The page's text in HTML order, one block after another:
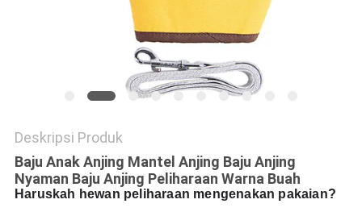
Deskripsi Produk
Baju Anak Anjing Mantel Anjing Baju Anjing
Nyaman Baju Anjing Peliharaan Warna Buah
Haruskah hewan peliharaan mengenakan pakaian?